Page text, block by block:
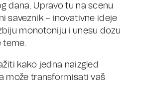
dana. Upravo tu na scenu
saveznik – inovativne ideje
monotoniju i unesu dozu
teme.
kako jedna naizgled
može transformisati vaš